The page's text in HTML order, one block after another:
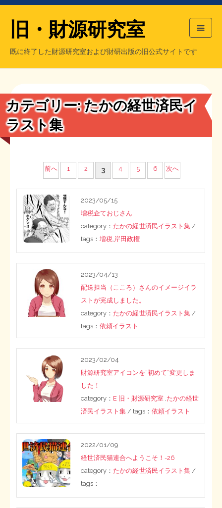
【国の、本当の】財源チラシ／旧・財源研究室
シン財源はあなたです／合同誌／旧・サブカル分室
日本経済を解説するヤンキー／MIHANAマンガ／旧・財研出版
もっと知りたい方へ
マネクリ戦士 RED & BLACK
MMTの学習資料
STOPインボイス作品集
旧・財源研究室
既に終了した財源研究室および財研出版の旧公式サイトです
チラシ発行部数
会計報告
旧・財研出版について
会計報告
カテゴリー:たかの経世済民イ
ラスト集
稿
の
ペ
ー
ジ
り
前へ 1 2 3 4 5 6 次へ
2023/05/15
増税企ておじさん
category： たかの経世済民イラスト集 /
tags：増税,岸田政権
2023/04/13
配送担当（こころ）さんのイメージイラ
ストが完成しました。
category： たかの経世済民イラスト集 /
tags：依頼イラスト
2023/02/04
財源研究室アイコンを”初めて”変更しま
した！
category： E 旧・財源研究室 ,たかの経世
済民イラスト集 / tags：依頼イラスト
2022/01/09
経世済民猫連合へようこそ！-26
category： たかの経世済民イラスト集 /
tags：